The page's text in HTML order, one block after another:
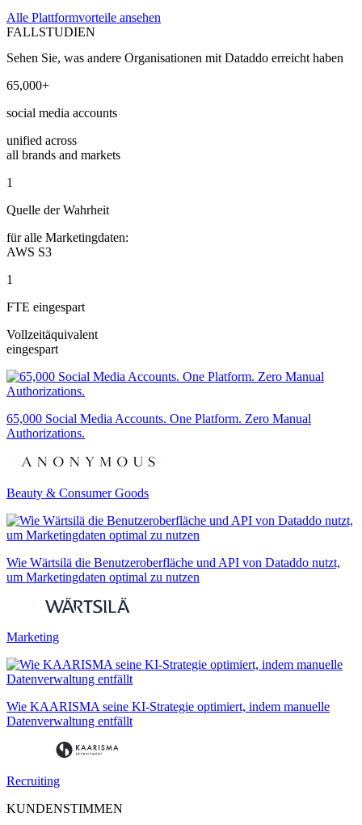
Alle Plattformvorteile ansehen
FALLSTUDIEN
Sehen Sie, was andere Organisationen mit Dataddo erreicht haben
65,000+
social media accounts
unified across
all brands and markets
1
Quelle der Wahrheit
für alle Marketingdaten:
AWS S3
1
FTE eingespart
Vollzeitäquivalent
eingespart
65,000 Social Media Accounts. One Platform. Zero Manual
Authorizations.
Beauty & Consumer Goods
Wie Wärtsilä die Benutzeroberfläche und API von Dataddo nutzt,
um Marketingdaten optimal zu nutzen
Marketing
Wie KAARISMA seine KI-Strategie optimiert, indem manuelle
Datenverwaltung entfällt
Recruiting
KUNDENSTIMMEN